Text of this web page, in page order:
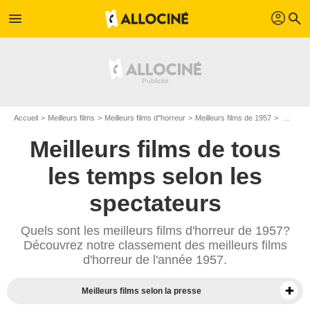
menu profil search
Accueil Meilleurs films Meilleurs films d''horreur Meilleurs films de 1957
Meilleurs films de tous
les temps selon les
spectateurs
Quels sont les meilleurs films d'horreur de 1957?
Découvrez notre classement des meilleurs films
d'horreur de l'année 1957.
Meilleurs films selon la presse